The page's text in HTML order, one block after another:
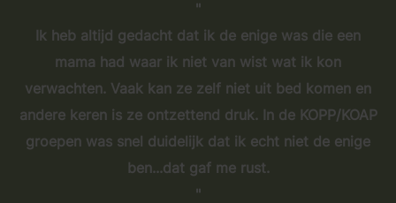
Ik heb altijd gedacht dat ik de enige was die een
mama had waar ik niet van wist wat ik kon
verwachten. Vaak kan ze zelf niet uit bed komen en
andere keren is ze ontzettend druk. In de KOPP/KOAP
groepen was snel duidelijk dat ik echt niet de enige
ben...dat gaf me rust.